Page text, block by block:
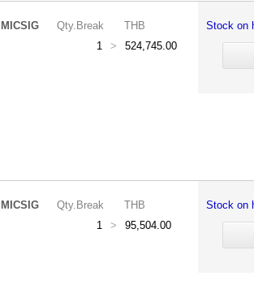
MICSIG
Qty.Break
THB
1
> 524,745.00
Stock
MICSIG
Qty.Break
THB
1
> 95,504.00
Stock